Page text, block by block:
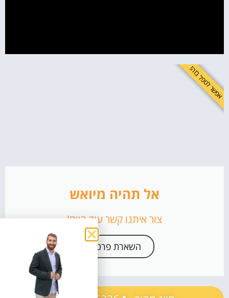
למה אתם מחכים?
יתרונות, המלצות וטיפים לשירות הפרסום האוטומטי
אל תהיה מיואש
צור איתנו קשר עוד היום!
השארת פרטים
אפשר לטפל בזה!